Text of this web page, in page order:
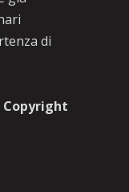
di
Copyright